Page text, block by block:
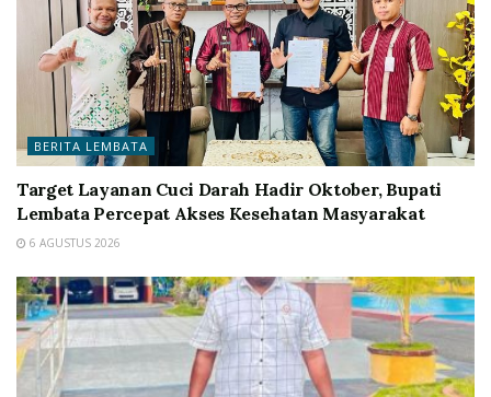
BERITA LEMBATA
Target Layanan Cuci Darah Hadir Oktober, Bupati
Lembata Percepat Akses Kesehatan Masyarakat
6 AGUSTUS 2026